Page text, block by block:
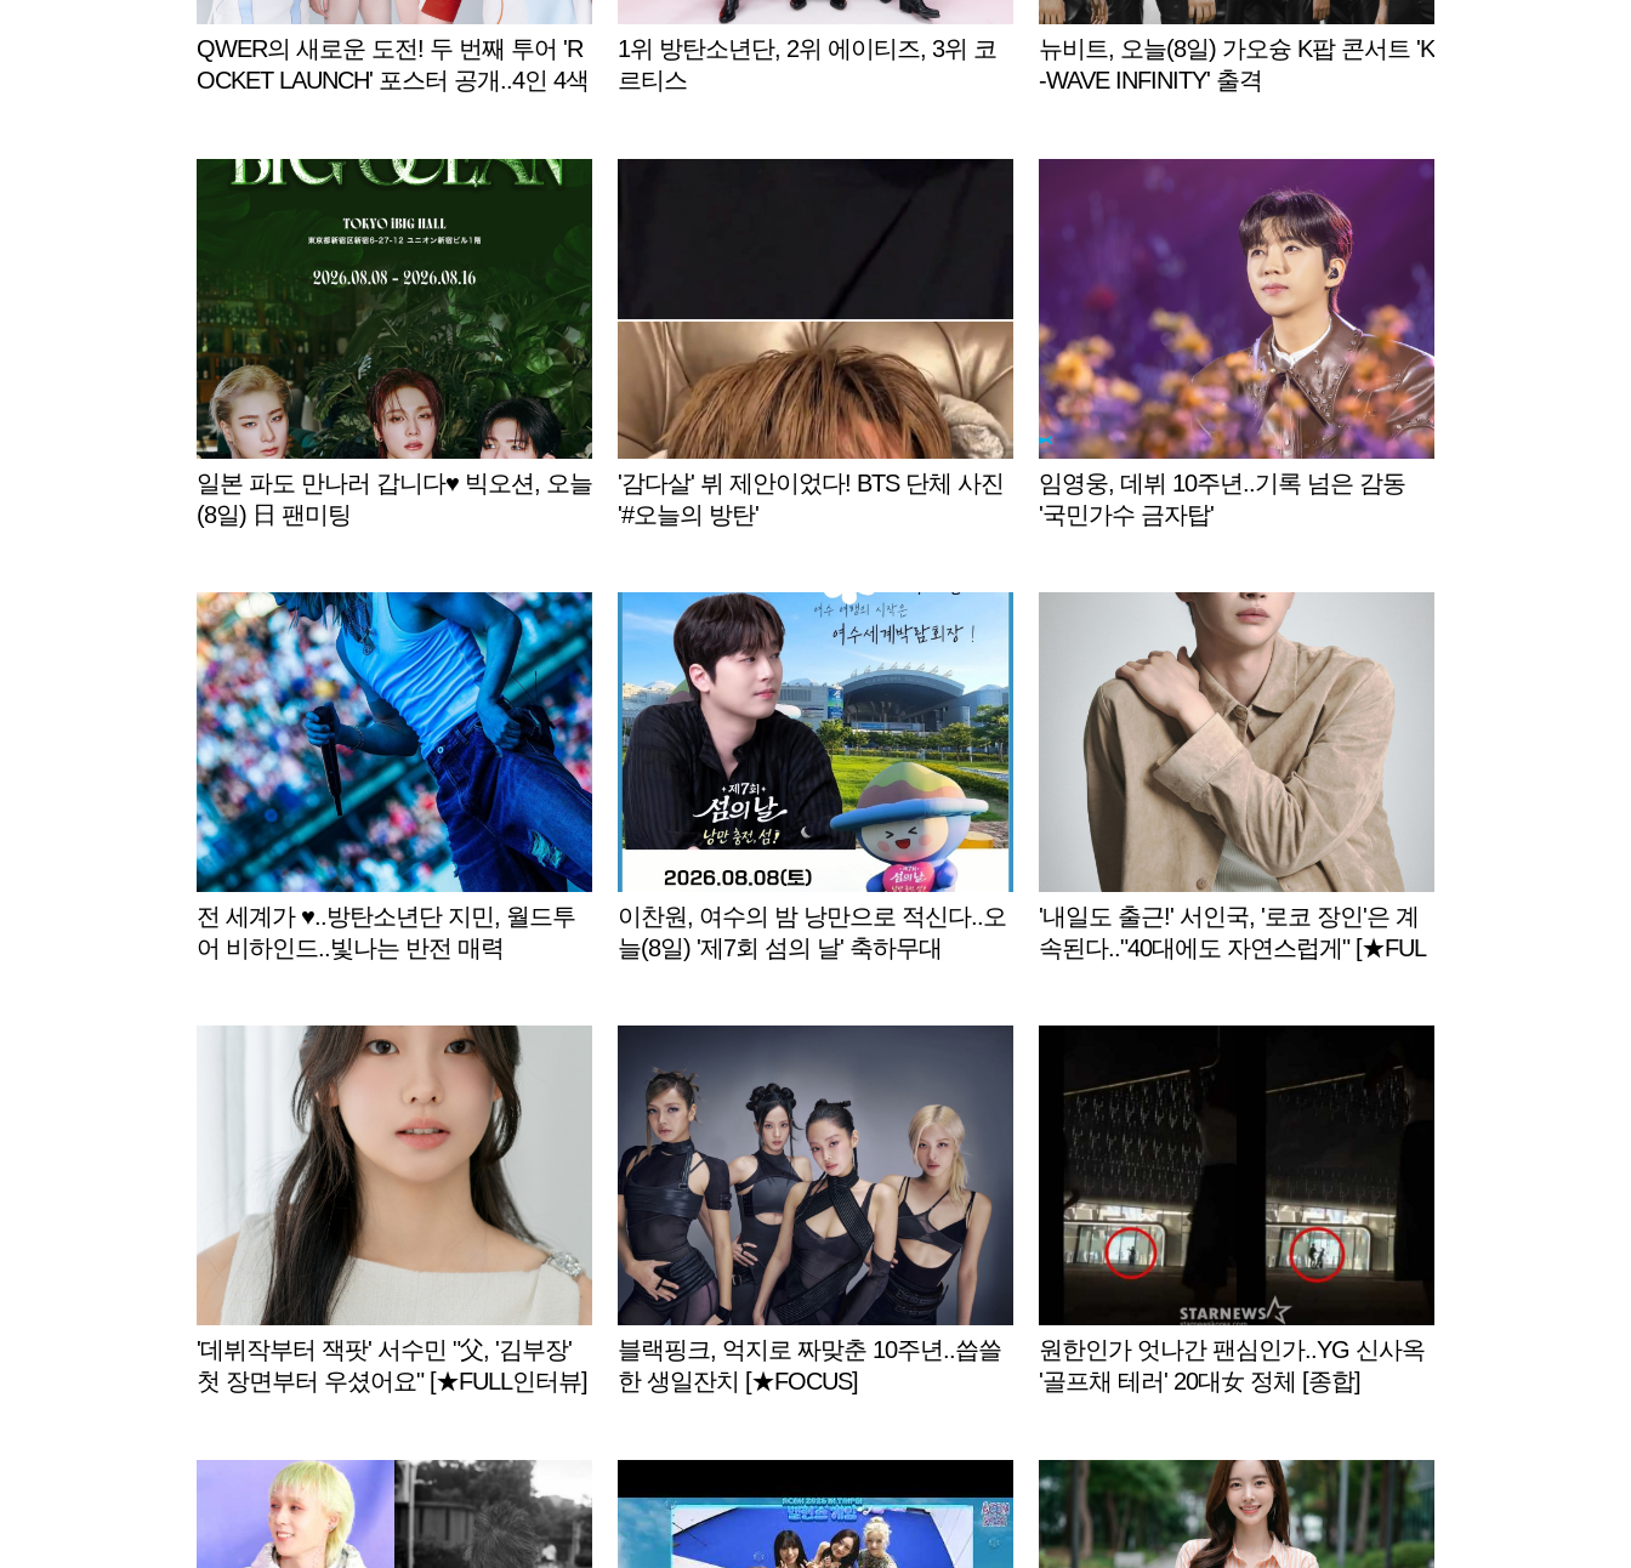
QWER의 새로운 도전! 두 번째 투어 'R
OCKET LAUNCH' 포스터 공개..4인 4색
1위 방탄소년단, 2위 에이티즈, 3위 코
르티스
뉴비트, 오늘(8일) 가오슝 K팝 콘서트 'K
-WAVE INFINITY' 출격
일본 파도 만나러 갑니다♥ 빅오션, 오늘
(8일) 日 팬미팅
'감다살' 뷔 제안이었다! BTS 단체 사진
'#오늘의 방탄'
임영웅, 데뷔 10주년..기록 넘은 감동
'국민가수 금자탑'
전 세계가 ♥..방탄소년단 지민, 월드투
어 비하인드..빛나는 반전 매력
이찬원, 여수의 밤 낭만으로 적신다..오
늘(8일) '제7회 섬의 날' 축하무대
'내일도 출근!' 서인국, '로코 장인'은 계
속된다.."40대에도 자연스럽게" [★FUL
'데뷔작부터 잭팟' 서수민 "父, '김부장'
첫 장면부터 우셨어요" [★FULL인터뷰]
블랙핑크, 억지로 짜맞춘 10주년..씁쓸
한 생일잔치 [★FOCUS]
원한인가 엇나간 팬심인가..YG 신사옥
'골프채 테러' 20대女 정체 [종합]